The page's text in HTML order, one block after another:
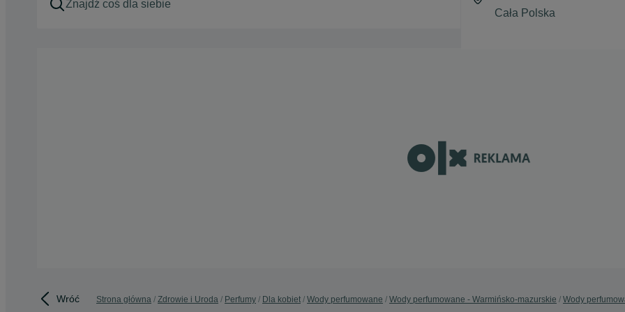
Wróć Strona główna Zdrowie i Uroda Perfumy Dla kobiet Wody perfumowane Wody perfumowane - Warmińsko-mazurskie Wody